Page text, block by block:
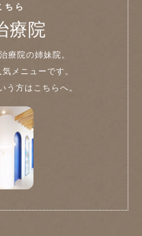
ちら
療院
療院の姉妹院。
メニューです。
う方はこちらへ。